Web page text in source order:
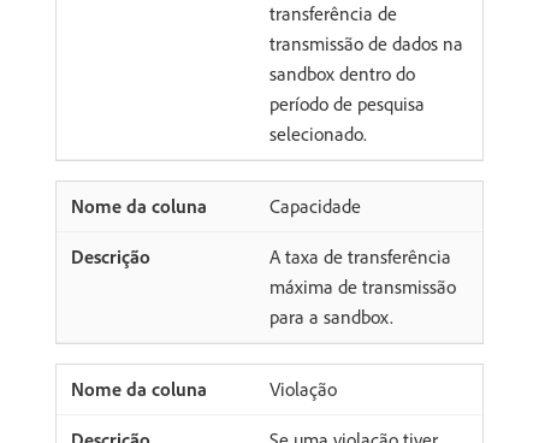
transferência de
transmissão de dados na
sandbox dentro do
período de pesquisa
selecionado.
Capacidade
A taxa de transferência
máxima de transmissão
para a sandbox.
Violação